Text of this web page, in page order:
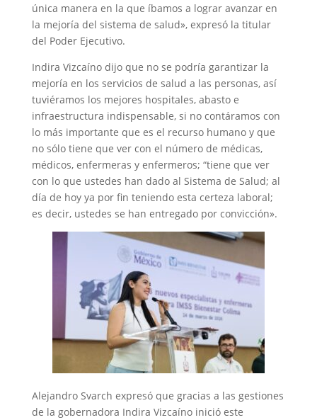
única manera en la que íbamos a lograr avanzar en
la mejoría del sistema de salud», expresó la titular
del Poder Ejecutivo.
Indira Vizcaíno dijo que no se podría garantizar la
mejoría en los servicios de salud a las personas, así
tuviéramos los mejores hospitales, abasto e
infraestructura indispensable, si no contáramos con
lo más importante que es el recurso humano y que
no sólo tiene que ver con el número de médicas,
médicos, enfermeras y enfermeros; “tiene que ver
con lo que ustedes han dado al Sistema de Salud; al
día de hoy ya por fin teniendo esta certeza laboral;
es decir, ustedes se han entregado por convicción».
Alejandro Svarch expresó que gracias a las gestiones
de la gobernadora Indira Vizcaíno inició este